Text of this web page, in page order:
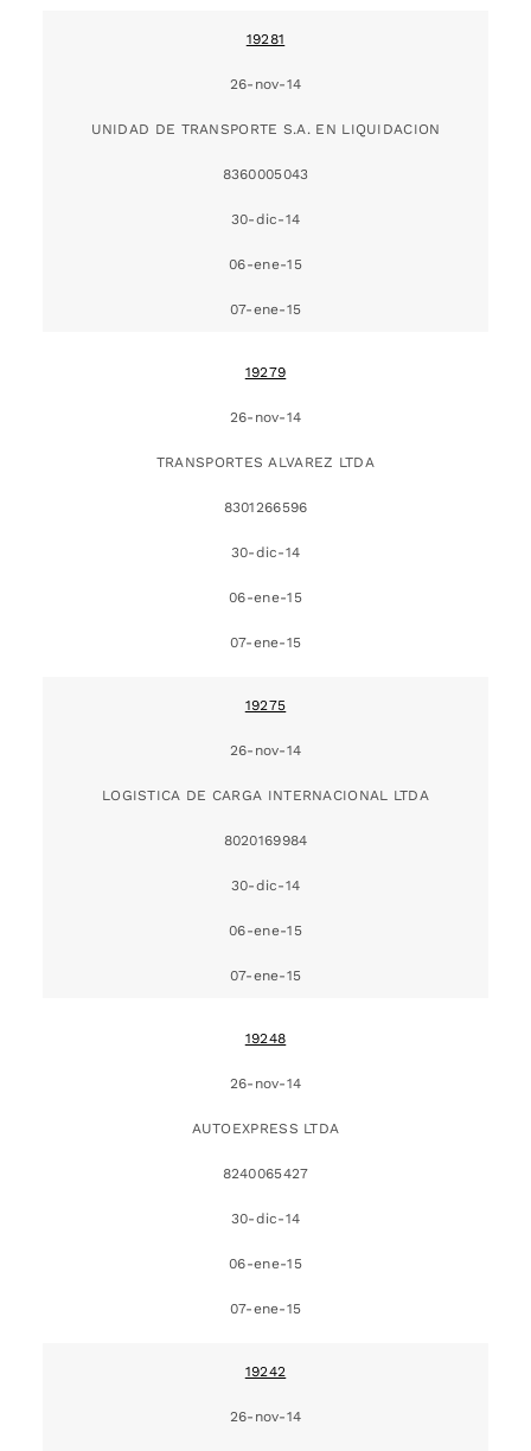
19281
26-nov-14
UNIDAD DE TRANSPORTE S.A. EN LIQUIDACION
8360005043
30-dic-14
06-ene-15
07-ene-15
19279
26-nov-14
TRANSPORTES ALVAREZ LTDA
8301266596
30-dic-14
06-ene-15
07-ene-15
19275
26-nov-14
LOGISTICA DE CARGA INTERNACIONAL LTDA
8020169984
30-dic-14
06-ene-15
07-ene-15
19248
26-nov-14
AUTOEXPRESS LTDA
8240065427
30-dic-14
06-ene-15
07-ene-15
19242
26-nov-14